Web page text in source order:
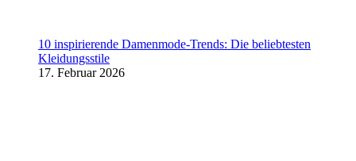
10 inspirierende Damenmode-Trends: Die beliebtesten
Kleidungsstile
17. Februar 2026